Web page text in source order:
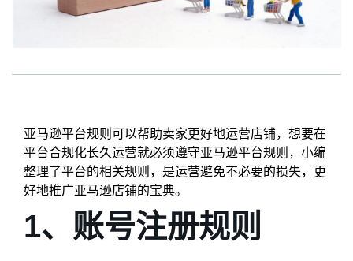
亚马逊平台规则可以帮助卖家更好地运营店铺，想要在
平台合规化长久运营就必须遵守亚马逊平台规则，小编
整理了平台的相关规则，是运营避免不必要的损失，更
好地推广亚马逊店铺的宝典。
1、账号注册规则